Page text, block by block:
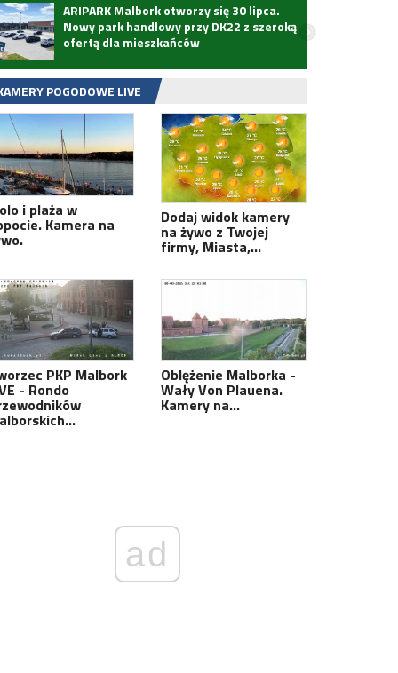
ARIPARK Malbork otworzy się 30 lipca.
Nowy park handlowy przy DK22 z szeroką
ofertą dla mieszkańców
POGODOWE LIVE
i plaża w
Kamera na Dodaj widok kamery
na żywo z Twojej
firmy, Miasta,…
PKP Malbork
- Rondo
Oblężenie Malborka -
Wały Von Plauena.
Kamery na…
ad